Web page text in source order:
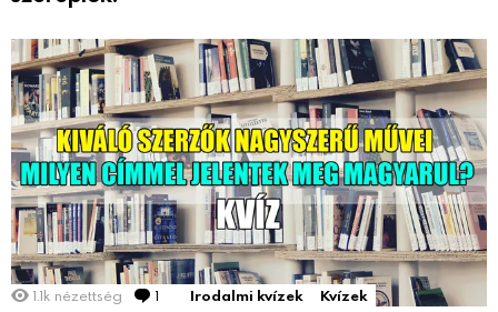
1.1k nézettség 1 Comment
Irodalmi kvízek Kvízek